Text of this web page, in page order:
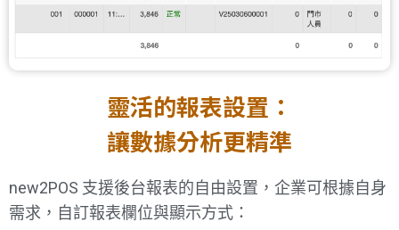
靈活的報表設置：
讓數據分析更精準
new2POS 支援後台報表的自由設置，企業可根據自身
需求，自訂報表欄位與顯示方式：